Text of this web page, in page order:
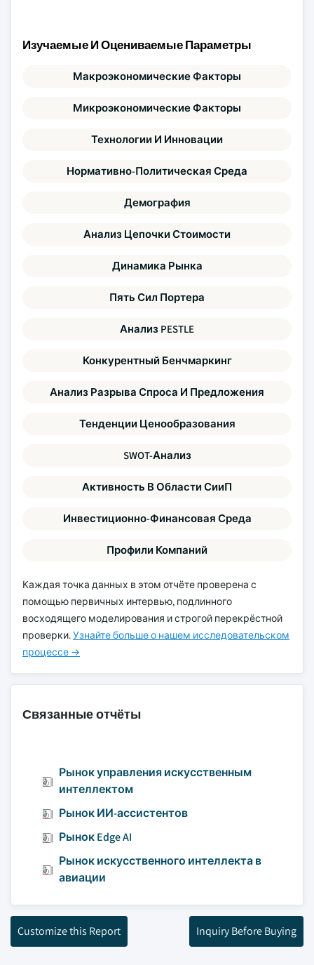
Изучаемые И Оцениваемые Параметры
Макроэкономические Факторы
Микроэкономические Факторы
Технологии И Инновации
Нормативно-Политическая Среда
Демография
Анализ Цепочки Стоимости
Динамика Рынка
Пять Сил Портера
Анализ PESTLE
Конкурентный Бенчмаркинг
Анализ Разрыва Спроса И Предложения
Тенденции Ценообразования
SWOT-Анализ
Активность В Области СииП
Инвестиционно-Финансовая Среда
Профили Компаний
Каждая точка данных в этом отчёте проверена с
помощью первичных интервью, подлинного
восходящего моделирования и строгой перекрёстной
проверки.Узнайте больше о нашем исследовательском
процессе →
Связанные отчёты
Рынок управления искусственным
интеллектом
Рынок ИИ-ассистентов
Рынок Edge AI
Рынок искусственного интеллекта в
авиации
Customize this Report Inquiry Before Buying